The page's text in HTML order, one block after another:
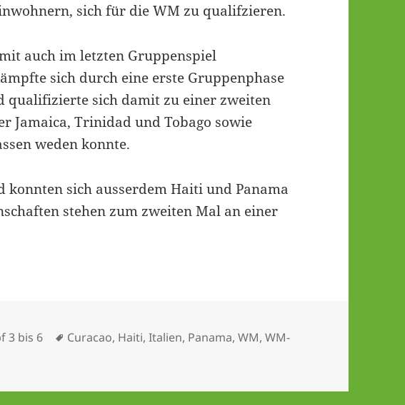
sich für die WM zu qualifzieren.
auch im letzten Gruppenspiel
sich durch eine erste Gruppenphase
qualifizierte sich damit zu einer zweiten
Jamaica, Trinidad und Tobago sowie
weden konnte.
konnten sich ausserdem Haiti und Panama
stehen zum zweiten Mal an einer
3 bis 6 Schlagwörter
Curacao, Haiti,Italien, Panama,WM,WM-